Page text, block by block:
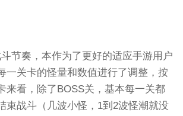
节奏，本作为了更好的适应手游用户
一关卡的怪量和数值进行了调整，按
来看，除了BOSS关，基本每一关都
束战斗（几波小怪，1到2波怪潮就没